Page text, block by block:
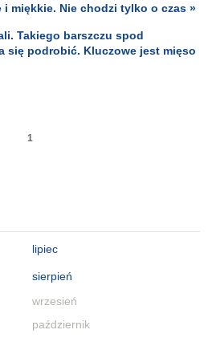
lipiec
sierpień
wrzesień
październik
i miękkie. Nie chodzi tylko o czas »
Takiego barszczu spod
się podrobić. Kluczowe jest mięso
1